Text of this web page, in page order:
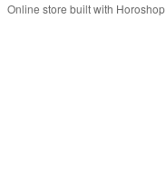
Online store built with Horoshop